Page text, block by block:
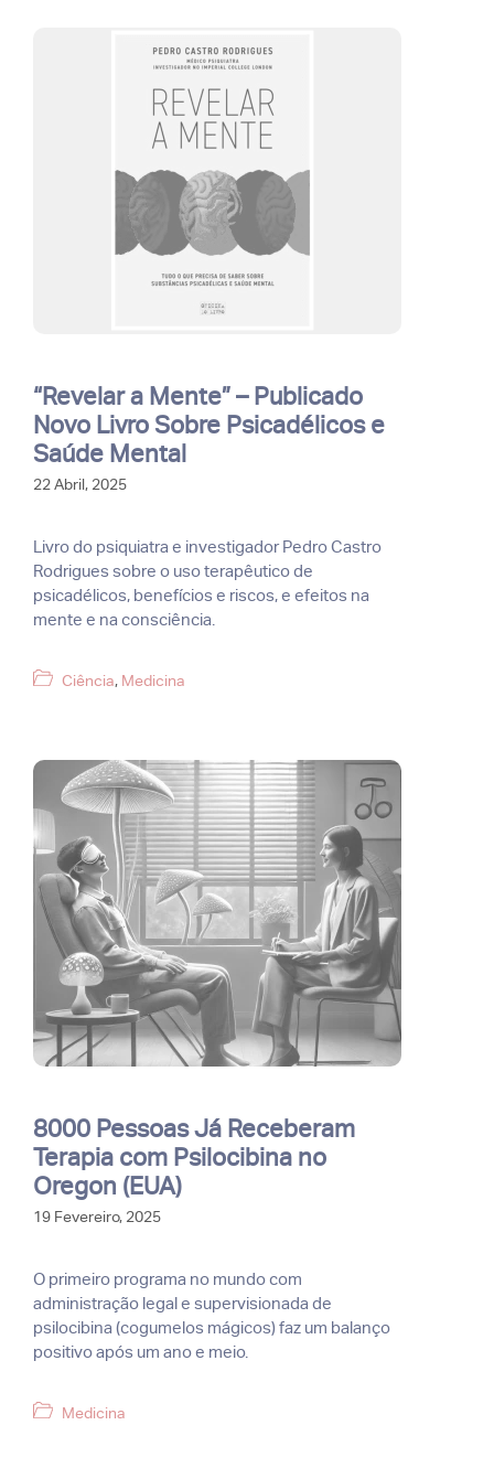
“Revelar a Mente” – Publicado
Novo Livro Sobre Psicadélicos e
Saúde Mental
22 Abril, 2025
Livro do psiquiatra e investigador Pedro Castro
Rodrigues sobre o uso terapêutico de
psicadélicos, benefícios e riscos, e efeitos na
mente e na consciência.
Categorias
Ciência, Medicina
8000 Pessoas Já Receberam
Terapia com Psilocibina no
Oregon (EUA)
19 Fevereiro, 2025
O primeiro programa no mundo com
administração legal e supervisionada de
psilocibina (cogumelos mágicos) faz um balanço
positivo após um ano e meio.
Categorias
Medicina